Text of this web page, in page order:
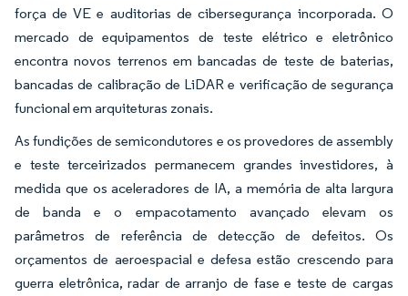
força de VE e auditorias de cibersegurança incorporada. O
mercado de equipamentos de teste elétrico e eletrônico
encontra novos terrenos em bancadas de teste de baterias,
bancadas de calibração de LiDAR e verificação de segurança
funcional em arquiteturas zonais.
As fundições de semicondutores e os provedores de assembly
e teste terceirizados permanecem grandes investidores, à
medida que os aceleradores de IA, a memória de alta largura
de banda e o empacotamento avançado elevam os
parâmetros de referência de detecção de defeitos. Os
orçamentos de aeroespacial e defesa estão crescendo para
guerra eletrônica, radar de arranjo de fase e teste de cargas